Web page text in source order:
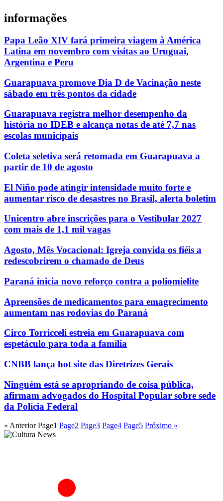
informações
Papa Leão XIV fará primeira viagem à América
Latina em novembro com visitas ao Uruguai,
Argentina e Peru
Guarapuava promove Dia D de Vacinação neste
sábado em três pontos da cidade
Guarapuava registra melhor desempenho da
história no IDEB e alcança notas de até 7,7 nas
escolas municipais
Coleta seletiva será retomada em Guarapuava a
partir de 10 de agosto
El Niño pode atingir intensidade muito forte e
aumentar risco de desastres no Brasil, alerta boletim
Unicentro abre inscrições para o Vestibular 2027
com mais de 1,1 mil vagas
Agosto, Mês Vocacional: Igreja convida os fiéis a
redescobrirem o chamado de Deus
Paraná inicia novo reforço contra a poliomielite
Apreensões de medicamentos para emagrecimento
aumentam nas rodovias do Paraná
Circo Torricceli estreia em Guarapuava com
espetáculo para toda a família
CNBB lança hot site das Diretrizes Gerais
Ninguém está se apropriando de coisa pública,
afirmam advogados do Hospital Popular sobre sede
da Polícia Federal
« Anterior Page1 Page2 Page3 Page4 Page5 Próximo »